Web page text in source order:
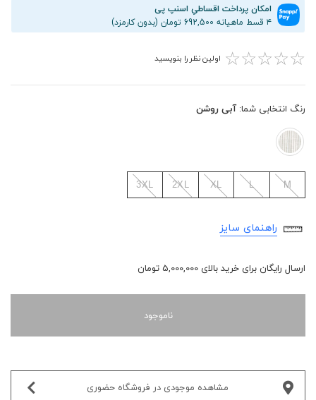
امکان پرداخت اقساطیِ اسنپ پی
۴ قسط ماهیانه 692,500 تومان (بدون کارمزد)
☆
☆
☆
☆
☆ اولین نظر را بنویسید
رنگ انتخابی شما:آبی روشن
M
L
XL
2XL
3XL
راهنمای سایز
ارسال رایگان برای خرید بالای 5,000,000 تومان
ناموجود
مشاهده موجودی در فروشگاه حضوری‌